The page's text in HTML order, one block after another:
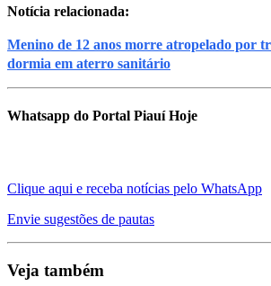
Notícia relacionada:
Menino de 12 anos morre atropelado por
dormia em aterro sanitário
Whatsapp do Portal Piauí Hoje
Clique aqui e receba notícias pelo WhatsApp
Envie sugestões de pautas
Veja também